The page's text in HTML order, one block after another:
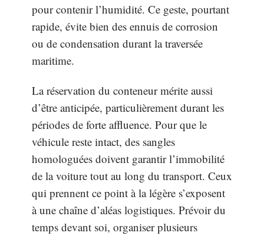
pour contenir l’humidité. Ce geste, pourtant
rapide, évite bien des ennuis de corrosion
ou de condensation durant la traversée
maritime.
La réservation du conteneur mérite aussi
d’être anticipée, particulièrement durant les
périodes de forte affluence. Pour que le
véhicule reste intact, des sangles
homologuées doivent garantir l’immobilité
de la voiture tout au long du transport. Ceux
qui prennent ce point à la légère s’exposent
à une chaîne d’aléas logistiques. Prévoir du
temps devant soi, organiser plusieurs